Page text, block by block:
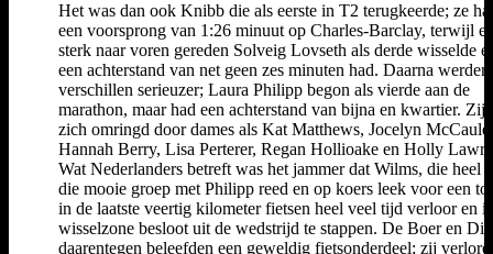
Het was dan ook Knibb die als eerste in T2 terugkeerde; ze
een voorsprong van 1:26 minuut op Charles-Barclay, terwijl
sterk naar voren gereden Solveig Lovseth als derde wisselde
een achterstand van net geen zes minuten had. Daarna werden
verschillen serieuzer; Laura Philipp begon als vierde aan de
marathon, maar had een achterstand van bijna en kwartier. Zij
zich omringd door dames als Kat Matthews, Jocelyn
Hannah Berry, Lisa Perterer, Regan Hollioake en Holly
Wat Nederlanders betreft was het jammer dat Wilms, die heel
die mooie groep met Philipp reed en op koers leek voor een
in de laatste veertig kilometer fietsen heel veel tijd verloor en
wisselzone besloot uit de wedstrijd te stappen. De Boer en
daarentegen beleefden een geweldig fietsonderdeel; zij